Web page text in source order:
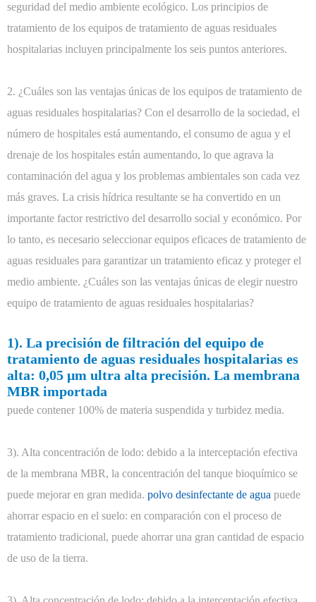
seguridad del medio ambiente ecológico. Los principios de
tratamiento de los equipos de tratamiento de aguas residuales
hospitalarias incluyen principalmente los seis puntos anteriores.
2. ¿Cuáles son las ventajas únicas de los equipos de tratamiento de
aguas residuales hospitalarias? Con el desarrollo de la sociedad, el
número de hospitales está aumentando, el consumo de agua y el
drenaje de los hospitales están aumentando, lo que agrava la
contaminación del agua y los problemas ambientales son cada vez
más graves. La crisis hídrica resultante se ha convertido en un
importante factor restrictivo del desarrollo social y económico. Por
lo tanto, es necesario seleccionar equipos eficaces de tratamiento de
aguas residuales para garantizar un tratamiento eficaz y proteger el
medio ambiente. ¿Cuáles son las ventajas únicas de elegir nuestro
equipo de tratamiento de aguas residuales hospitalarias?
1). La precisión de filtración del equipo de
tratamiento de aguas residuales hospitalarias es
alta: 0,05 μm ultra alta precisión. La membrana
MBR importada
puede contener 100% de materia suspendida y turbidez media.
3). Alta concentración de lodo: debido a la interceptación efectiva
de la membrana MBR, la concentración del tanque bioquímico se
puede mejorar en gran medida. polvo desinfectante de agua puede
ahorrar espacio en el suelo: en comparación con el proceso de
tratamiento tradicional, puede ahorrar una gran cantidad de espacio
de uso de la tierra.